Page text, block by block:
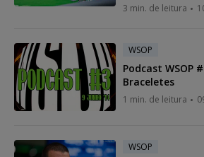
3 min. de leitura
WSOP
Podcast WSOP
Braceletes
1 min. de leitura
WSOP